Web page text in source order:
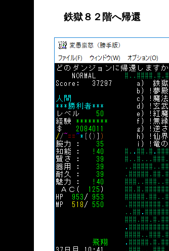
鉄獄８２階へ帰還